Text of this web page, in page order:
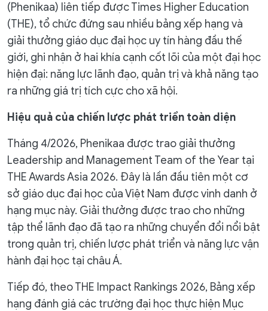
(Phenikaa) liên tiếp được Times Higher Education
(THE), tổ chức đứng sau nhiều bảng xếp hạng và
giải thưởng giáo dục đại học uy tín hàng đầu thế
giới, ghi nhận ở hai khía cạnh cốt lõi của một đại học
hiện đại: năng lực lãnh đạo, quản trị và khả năng tạo
ra những giá trị tích cực cho xã hội.
Hiệu quả của chiến lược phát triển toàn diện
Tháng 4/2026, Phenikaa được trao giải thưởng
Leadership and Management Team of the Year tại
THE Awards Asia 2026. Đây là lần đầu tiên một cơ
sở giáo dục đại học của Việt Nam được vinh danh ở
hạng mục này. Giải thưởng được trao cho những
tập thể lãnh đạo đã tạo ra những chuyển đổi nổi bật
trong quản trị, chiến lược phát triển và năng lực vận
hành đại học tại châu Á.
Tiếp đó, theo THE Impact Rankings 2026, Bảng xếp
hạng đánh giá các trường đại học thực hiện Mục